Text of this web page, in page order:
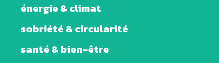
énergie & climat
sobriété & circularité
santé & bien-être